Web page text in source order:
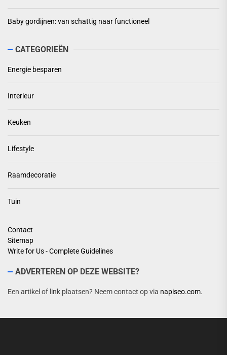
Baby gordijnen: van schattig naar functioneel
CATEGORIEËN
Energie besparen
Interieur
Keuken
Lifestyle
Raamdecoratie
Tuin
Contact
Sitemap
Write for Us - Complete Guidelines
ADVERTEREN OP DEZE WEBSITE?
Een artikel of link plaatsen? Neem contact op via napiseo.com.